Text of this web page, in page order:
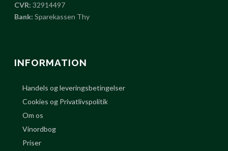
CVR: 32914497
Bank:Sparekassen Thy
INFORMATION
Handels og leveringsbetingelser
Cookies og Privatlivspolitik
Om os
Vinordbog
Priser